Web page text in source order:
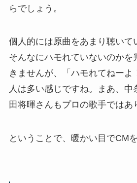
らでしょう。
個人的には原曲をあまり聴いて
そんなにハモれていないのかを
きませんが、「ハモれてねーよ
人は多い感じですね。まあ、中
田将暉さんもプロの歌手ではあ
ということで、暖かい目でCM